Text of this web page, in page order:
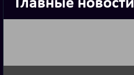
Главные новости